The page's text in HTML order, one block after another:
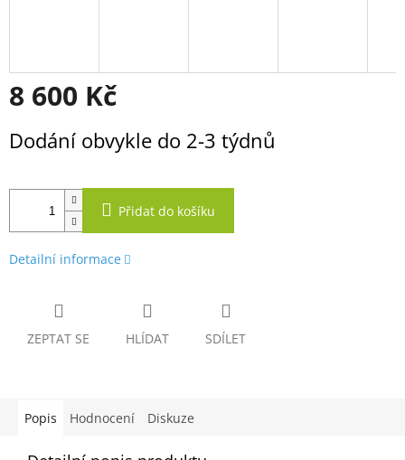
8 600 Kč
cena:
Dodání obvykle do 2-3 týdnů
Přidat do košíku
Detailní informace
ZEPTAT SE HLÍDAT SDÍLET
Popis Hodnocení Diskuze